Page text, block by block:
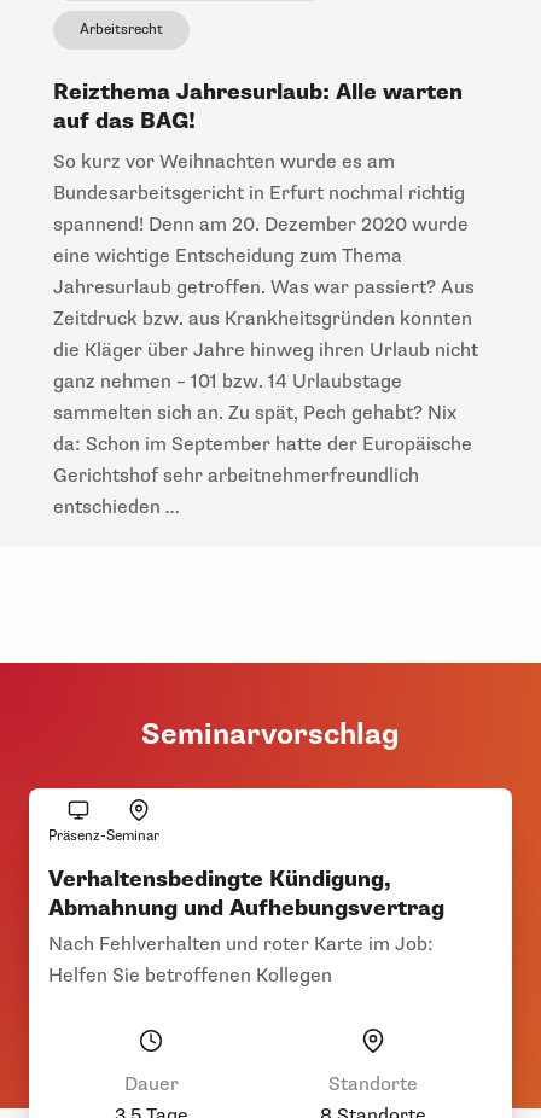
Arbeitsrecht
Reizthema Jahresurlaub: Alle warten
auf das BAG!
So kurz vor Weihnachten wurde es am
Bundesarbeitsgericht in Erfurt nochmal richtig
spannend! Denn am 20. Dezember 2020 wurde
eine wichtige Entscheidung zum Thema
Jahresurlaub getroffen. Was war passiert? Aus
Zeitdruck bzw. aus Krankheitsgründen konnten
die Kläger über Jahre hinweg ihren Urlaub nicht
ganz nehmen – 101 bzw. 14 Urlaubstage
sammelten sich an. Zu spät, Pech gehabt? Nix
da: Schon im September hatte der Europäische
Gerichtshof sehr arbeitnehmerfreundlich
entschieden …
Seminarvorschlag
Präsenz-Seminar
Verhaltensbedingte Kündigung,
Abmahnung und Aufhebungsvertrag
Nach Fehlverhalten und roter Karte im Job:
Helfen Sie betroffenen Kollegen
Dauer
Standorte